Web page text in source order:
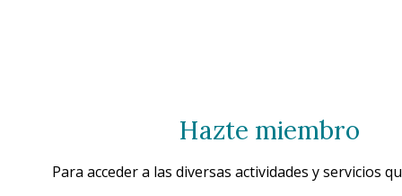
Hazte miembro
Para acceder a las diversas actividades y servicios